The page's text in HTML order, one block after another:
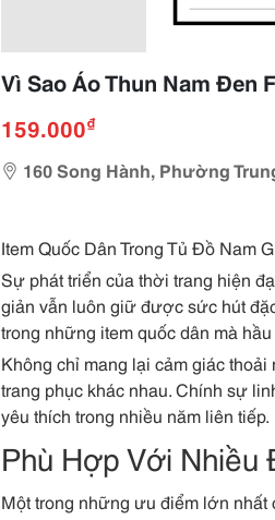
Vì Sao Áo Thun Nam Đen
159.000₫
160 Song Hành, Phường
Item Quốc Dân Trong Tủ Đồ Nam
Sự phát triển của thời trang hiện
giản vẫn luôn giữ được sức hút
trong những item quốc dân mà
Không chỉ mang lại cảm giác
trang phục khác nhau. Chính sự
yêu thích trong nhiều năm liên tiếp.
Phù Hợp Với Nhiều
Một trong những ưu điểm lớn